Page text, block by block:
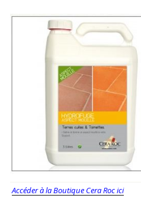
Accéder à la Boutique Cera Roc ici